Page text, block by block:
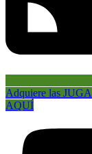
Adquiere las
AQUÍ